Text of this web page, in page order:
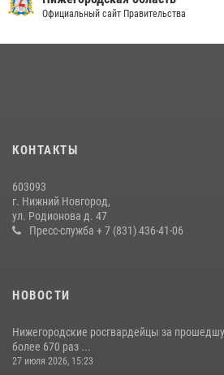
Официальный сайт Правительства
КОНТАКТЫ
603093
г. Нижний Новгород,
ул. Родионова д. 47
Пресс-служба + 7 (831) 436-41-06
НОВОСТИ
Нижегородские росгвардейцы за
более 670 раз ...
27 июля 2026, 15:23